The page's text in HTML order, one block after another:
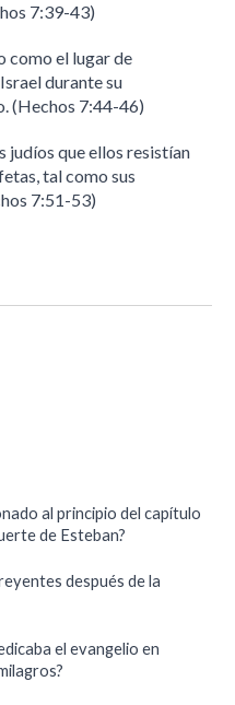
7:39-43)
como el lugar de
durante su
(Hechos 7:44-46)
judíos que ellos resistían
tal como sus
7:51-53)
al principio del capítulo
de Esteban?
después de la
el evangelio en